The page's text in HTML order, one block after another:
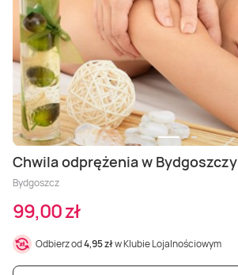
Chwila odprężenia w Bydgoszczy
Bydgoszcz
99,00 zł
Odbierz od4,95 złw Klubie Lojalnościowym